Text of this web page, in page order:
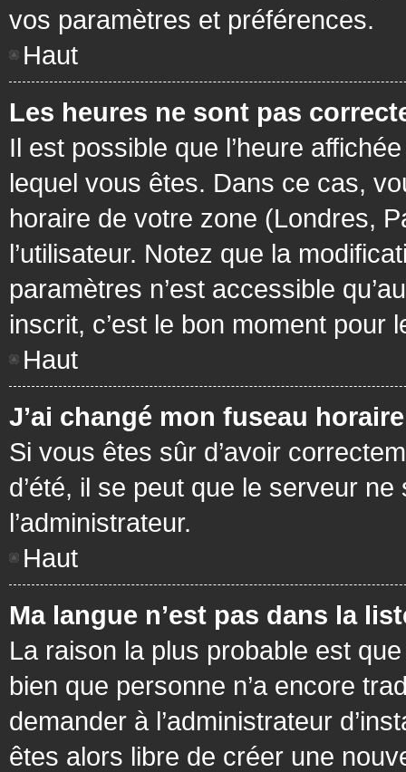
vos paramètres et préférences.
Haut
Les heures ne sont pas
Il est possible que l’heure
lequel vous êtes. Dans ce cas,
horaire de votre zone (Londres,
l’utilisateur. Notez que la
paramètres n’est accessible
inscrit, c’est le bon moment pour
Haut
J’ai changé mon fuseau
Si vous êtes sûr d’avoir
d’été, il se peut que le serveur
l’administrateur.
Haut
Ma langue n’est pas dans la
La raison la plus probable est
bien que personne n’a encore
demander à l’administrateur
êtes alors libre de créer une